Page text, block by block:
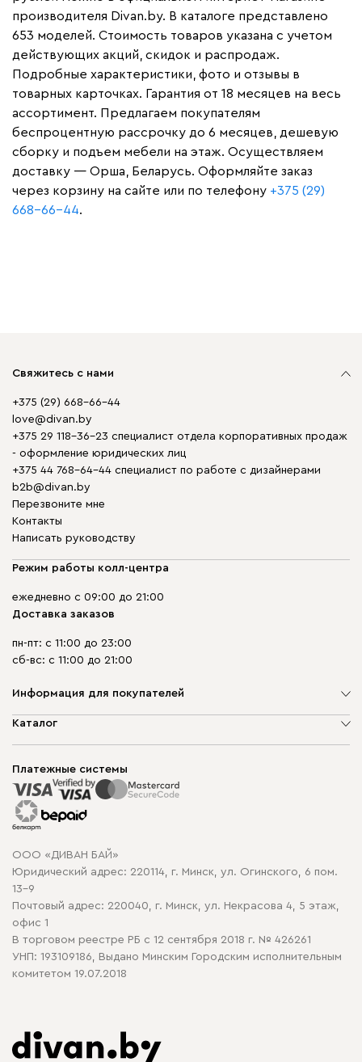
производителя Divan.by. В каталоге представлено
653 моделей. Стоимость товаров указана с учетом
действующих акций, скидок и распродаж.
Подробные характеристики, фото и отзывы в
товарных карточках. Гарантия от 18 месяцев на весь
ассортимент. Предлагаем покупателям
беспроцентную рассрочку до 6 месяцев, дешевую
сборку и подъем мебели на этаж. Осуществляем
доставку — Орша, Беларусь. Оформляйте заказ
через корзину на сайте или по телефону +375 (29)
668-66-44.
Свяжитесь с нами
+375 (29) 668-66-44
love@divan.by
+375 29 118-36-23 специалист отдела корпоративных продаж
- оформление юридических лиц
+375 44 768-64-44 специалист по работе с дизайнерами
b2b@divan.by
Перезвоните мне
Контакты
Написать руководству
Режим работы колл-центра
ежедневно с 09:00 до 21:00
Доставка заказов
пн-пт: с 11:00 до 23:00
сб-вс: с 11:00 до 21:00
Информация для покупателей
О компании
Способы оплаты
Рассрочка и кредит
Гарантия
Карта сайта
Политика конфиденциальности
Политика в отношении обработки cookie
Каталог
Корпусная мебель
Распродажа мебели
Платежные системы
ООО «ДИВАН БАЙ»
Юридический адрес: 220114, г. Минск, ул. Огинского, 6 пом.
13-9
Почтовый адрес: 220040, г. Минск, ул. Некрасова 4, 5 этаж,
офис 1
В торговом реестре РБ с 12 сентября 2018 г. № 426261
УНП: 193109186, Выдано Минским Городским исполнительным
комитетом 19.07.2018